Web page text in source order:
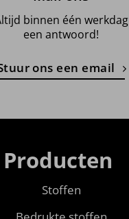
binnen één werkdag
een antwoord!
ons een email
Producten
Stoffen